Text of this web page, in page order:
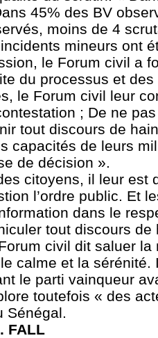
45% des BV
moins de 4
mineurs ont
le Forum civil a
du processus et
le Forum civil leur
; De ne
tout discours de
capacités de leurs
de décision ».
citoyens, il leur est
l’ordre public. Et
dans le
tout discours
civil dit saluer
calme et la sérénité.
le parti vainqueur
toutefois « des
Sénégal.
FALL